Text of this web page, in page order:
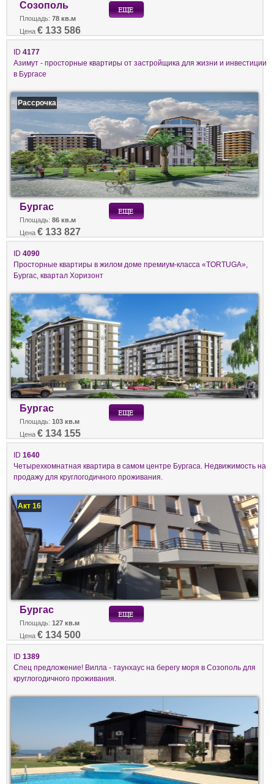
Созополь
Площадь: 78 кв.м
Цена € 133 586
ID 4177
Азимут - просторные квартиры от застройщика для жизни и инвестиции
в Бургасе
Рассрочка
Бургас
Площадь: 86 кв.м
Цена € 133 827
ID 4090
Просторные квартиры в жилом доме премиум-класса «TORTUGA»,
Бургас, квартал Хоризонт
Бургас
Площадь: 103 кв.м
Цена € 134 155
ID 1640
Четырехкомнатная квартира в самом центре Бургаса. Недвижимость на
продажу для круглогодичного проживания.
Акт 16
Бургас
Площадь: 127 кв.м
Цена € 134 500
ID 1389
Спец предложение! Вилла - таунхаус на берегу моря в Созополь для
круглогодичного проживания.